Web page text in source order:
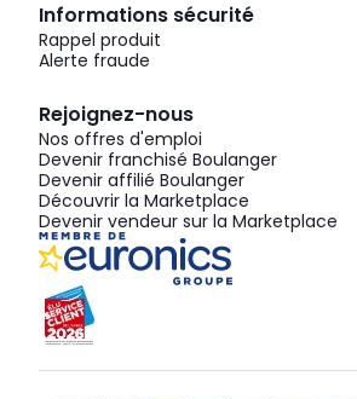
Informations sécurité
Rappel produit
Alerte fraude
Rejoignez-nous
Nos offres d'emploi
Devenir franchisé Boulanger
Devenir affilié Boulanger
Découvrir la Marketplace
Devenir vendeur sur la Marketplace